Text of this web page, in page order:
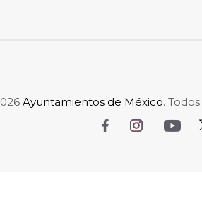
Ayuntamientos de México.